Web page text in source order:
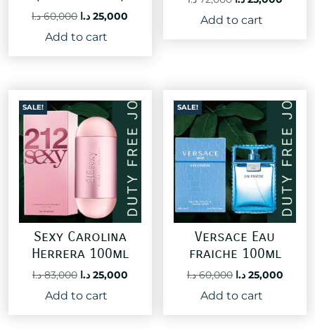
60,000 د.ا
Original
price
25,000 د.ا
Add to cart
price
Add to cart
SALE!
Sexy Carolina
Herrera 100ml
83,000 د.ا
Original
price
was:
25,000 د.ا
Current
Add to cart
SALE!
Versace Eau
fraiche 100ml
60,000 د.ا
Original
price
was:
25,000 د.ا
Add to cart